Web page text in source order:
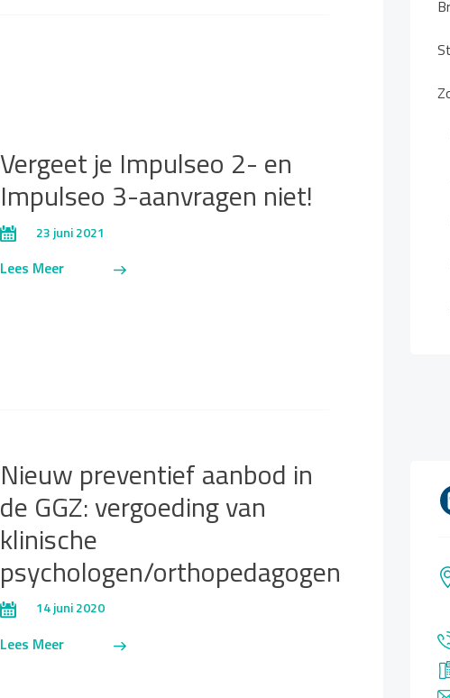
Vergeet je Impulseo 2- en
Impulseo 3-aanvragen niet!
23 juni 2021
Lees Meer
Nieuw preventief aanbod in
de GGZ: vergoeding van
klinische
psychologen/orthopedagogen
14 juni 2020
Lees Meer